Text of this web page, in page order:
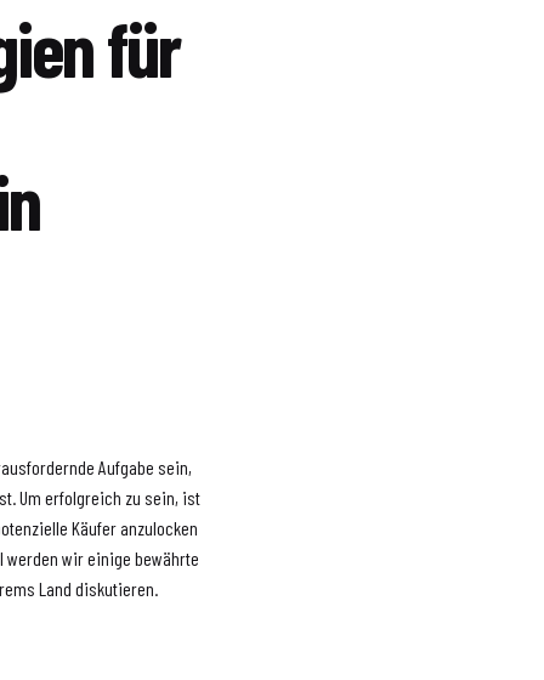
für
Aufgabe sein,
Um erfolgreich zu sein, ist
Käufer anzulocken
werden wir einige bewährte
Land diskutieren.